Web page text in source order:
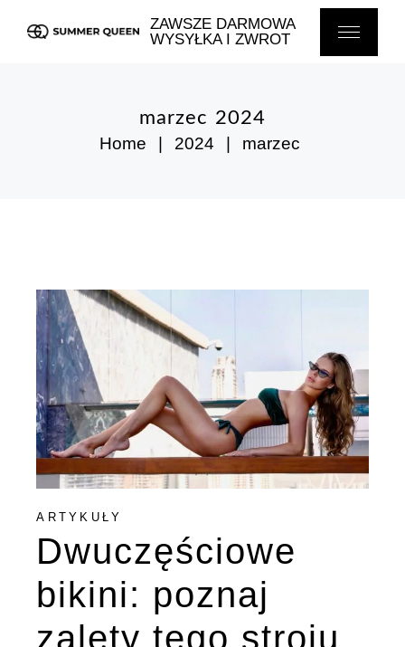
ZAWSZE DARMOWA
WYSYŁKA I ZWROT
marzec 2024
Home 2024 marzec
ARTYKUŁY
Dwuczęściowe
bikini: poznaj
zalety tego stroju